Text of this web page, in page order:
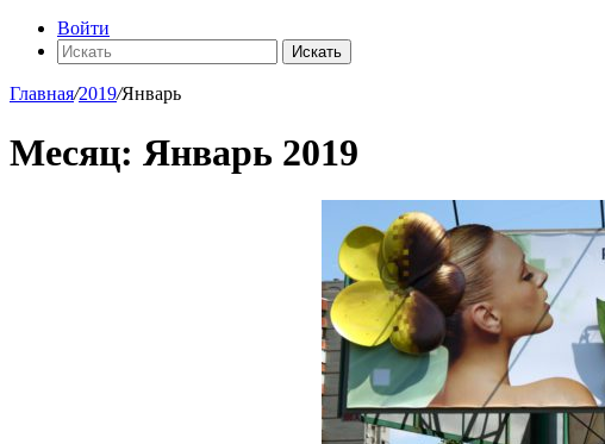
Войти
Искать
Главная/2019/Январь
Месяц: Январь 2019